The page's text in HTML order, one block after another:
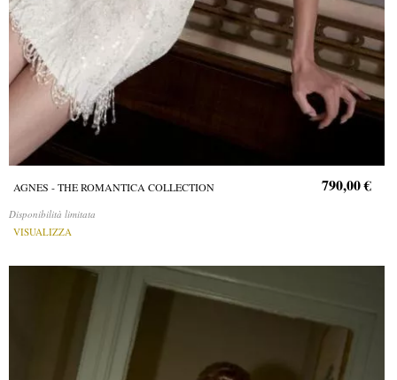
AGNES - THE ROMANTICA COLLECTION
Disponibilità limitata
VISUALIZZA
790,00 €